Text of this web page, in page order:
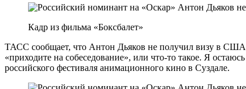
Кадр из фильма «Боксбалет»
ТАСС сообщает, что Антон Дьяков не получил визу в
«приходите на собеседование», или что‑то такое. Я
российского фестиваля анимационного кино в Суздале.